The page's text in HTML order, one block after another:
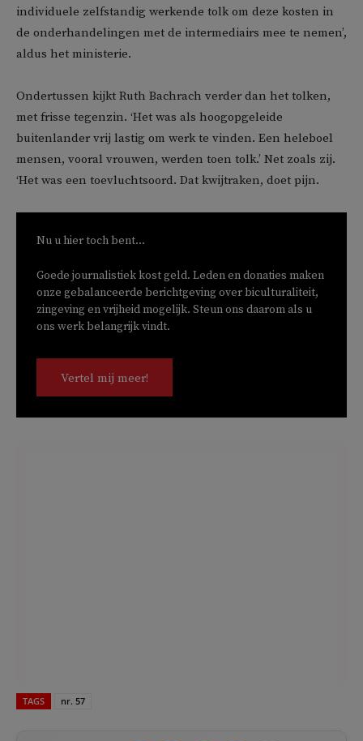
individuele zelfstandig werkende tolk om deze kosten in
de onderhandelingen met de intermediairs mee te nemen’,
aldus het ministerie.
Ondertussen kijkt Ruth Bachrach verder dan het tolken,
met frisse tegenzin. ‘Het was als hoogopgeleide
buitenlander vrij lastig om werk te vinden. Een heleboel
mensen, vooral vrouwen, werden toen tolk.’ Net zoals zij.
‘Het was een toevluchtsoord. Dat kwijtraken, doet pijn.
Nu u hier toch bent...
Goede journalistiek kost geld. Leden en donaties maken
onze gebalanceerde berichtgeving over biculturaliteit,
zingeving en vrijheid mogelijk. Steun ons daarom als u
ons werk belangrijk vindt.
Vertel mij meer!
TAGS nr. 57